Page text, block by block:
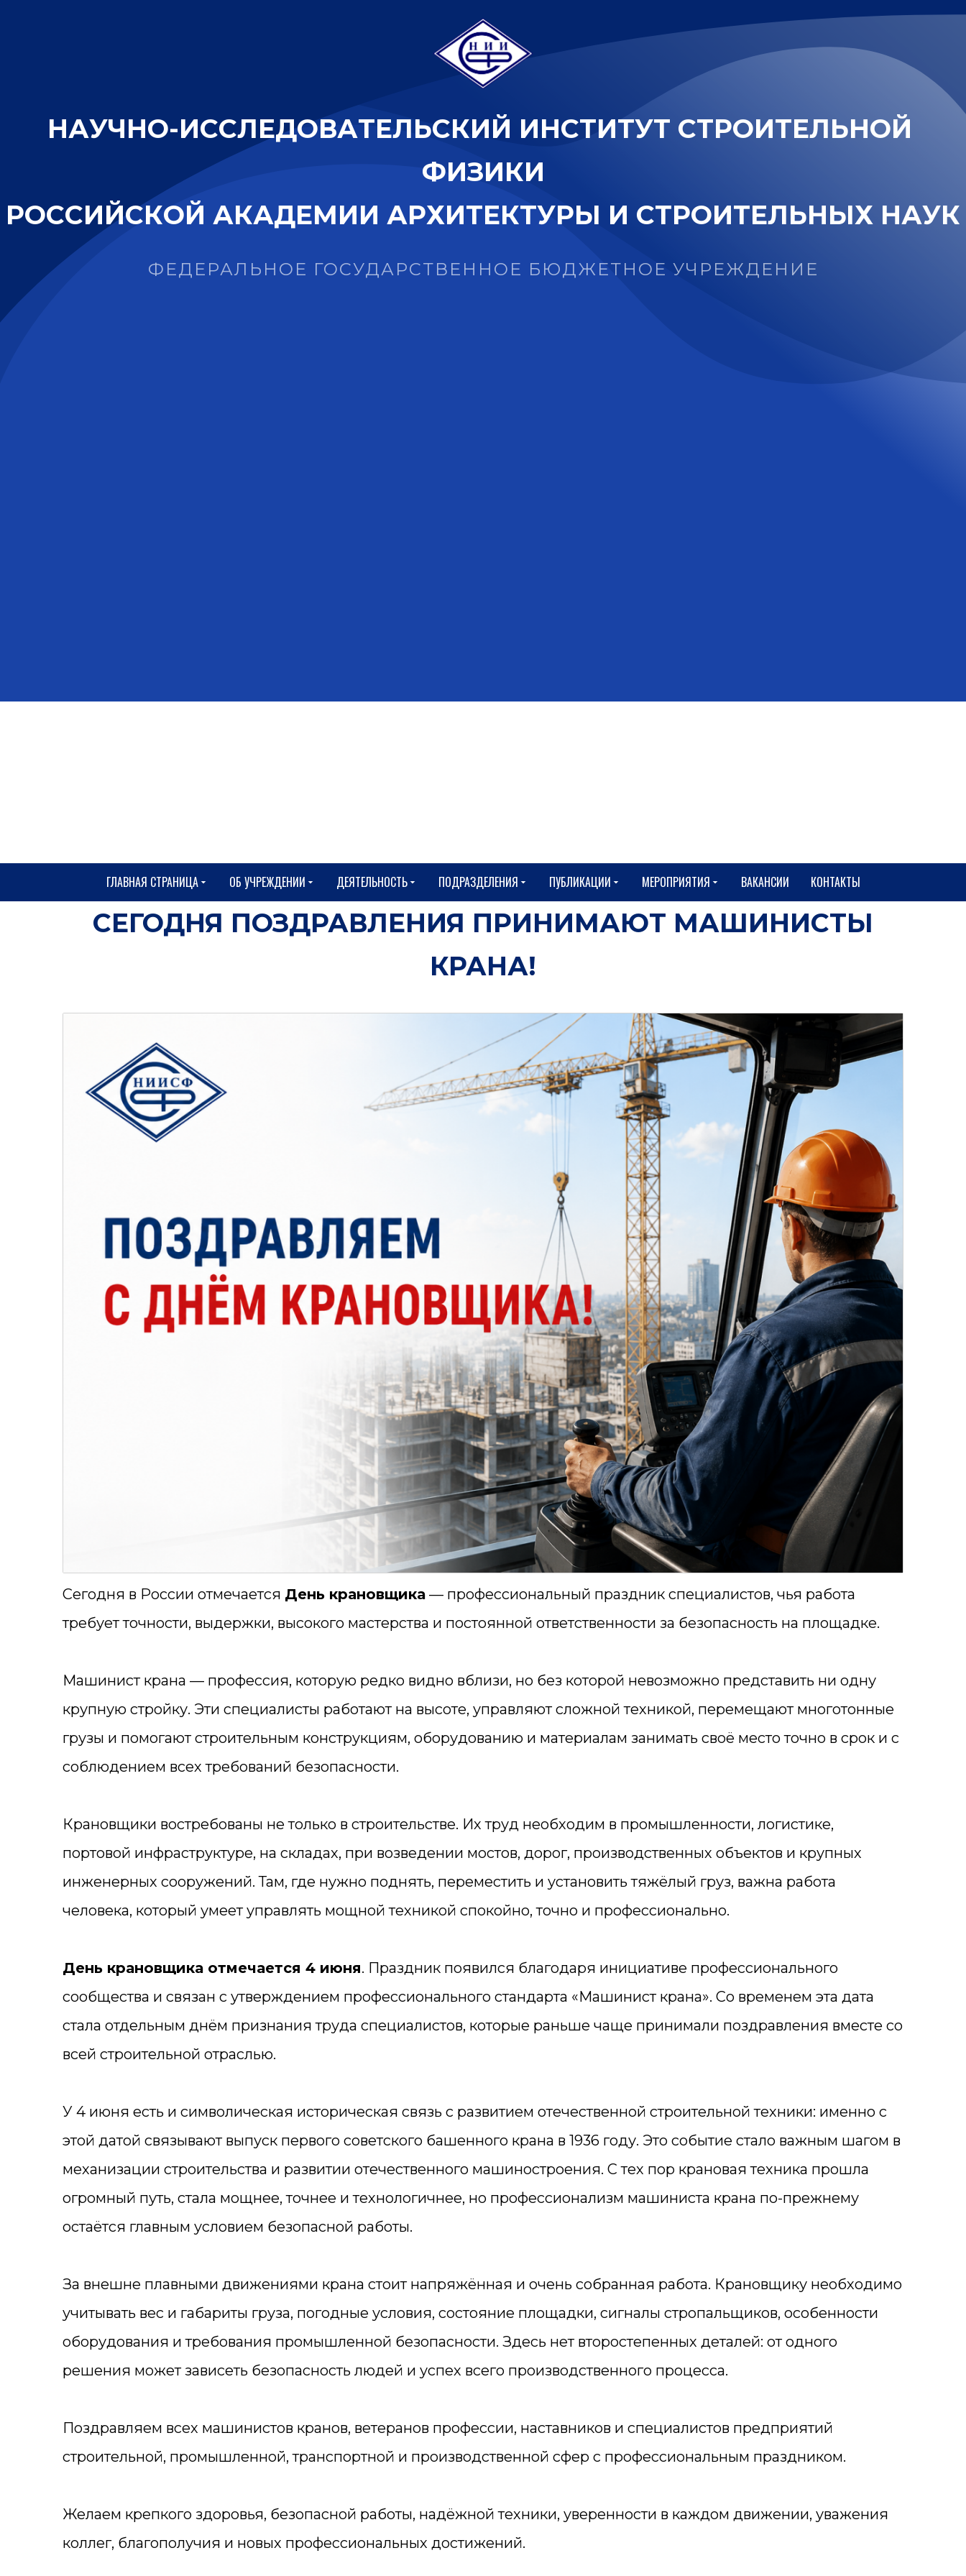
НАУЧНО-ИССЛЕДОВАТЕЛЬСКИЙ ИНСТИТУТ СТРОИТЕЛЬНОЙ
ФИЗИКИ
РОССИЙСКОЙ АКАДЕМИИ АРХИТЕКТУРЫ И СТРОИТЕЛЬНЫХ НАУК
ФЕДЕРАЛЬНОЕ ГОСУДАРСТВЕННОЕ БЮДЖЕТНОЕ УЧРЕЖДЕНИЕ
ГЛАВНАЯ СТРАНИЦА ОБ УЧРЕЖДЕНИИ ДЕЯТЕЛЬНОСТЬ ПОДРАЗДЕЛЕНИЯ ПУБЛИКАЦИИ МЕРОПРИЯТИЯ ВАКАНСИИ КОНТАКТЫ
СЕГОДНЯ ПОЗДРАВЛЕНИЯ ПРИНИМАЮТ МАШИНИСТЫ
КРАНА!
Сегодня в России отмечается День крановщика — профессиональный праздник специалистов, чья работа
требует точности, выдержки, высокого мастерства и постоянной ответственности за безопасность на площадке.
Машинист крана — профессия, которую редко видно вблизи, но без которой невозможно представить ни одну
крупную стройку. Эти специалисты работают на высоте, управляют сложной техникой, перемещают многотонные
грузы и помогают строительным конструкциям, оборудованию и материалам занимать своё место точно в срок и с
соблюдением всех требований безопасности.
Крановщики востребованы не только в строительстве. Их труд необходим в промышленности, логистике,
портовой инфраструктуре, на складах, при возведении мостов, дорог, производственных объектов и крупных
инженерных сооружений. Там, где нужно поднять, переместить и установить тяжёлый груз, важна работа
человека, который умеет управлять мощной техникой спокойно, точно и профессионально.
День крановщика отмечается 4 июня. Праздник появился благодаря инициативе профессионального
сообщества и связан с утверждением профессионального стандарта «Машинист крана». Со временем эта дата
стала отдельным днём признания труда специалистов, которые раньше чаще принимали поздравления вместе со
всей строительной отраслью.
У 4 июня есть и символическая историческая связь с развитием отечественной строительной техники: именно с
этой датой связывают выпуск первого советского башенного крана в 1936 году. Это событие стало важным шагом в
механизации строительства и развитии отечественного машиностроения. С тех пор крановая техника прошла
огромный путь, стала мощнее, точнее и технологичнее, но профессионализм машиниста крана по-прежнему
остаётся главным условием безопасной работы.
За внешне плавными движениями крана стоит напряжённая и очень собранная работа. Крановщику необходимо
учитывать вес и габариты груза, погодные условия, состояние площадки, сигналы стропальщиков, особенности
оборудования и требования промышленной безопасности. Здесь нет второстепенных деталей: от одного
решения может зависеть безопасность людей и успех всего производственного процесса.
Поздравляем всех машинистов кранов, ветеранов профессии, наставников и специалистов предприятий
строительной, промышленной, транспортной и производственной сфер с профессиональным праздником.
Желаем крепкого здоровья, безопасной работы, надёжной техники, уверенности в каждом движении, уважения
коллег, благополучия и новых профессиональных достижений.